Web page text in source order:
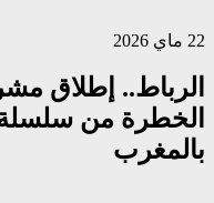
22 ماي 2026
الرباط.. إطلاق
الخطرة من سلسلة
بالمغرب